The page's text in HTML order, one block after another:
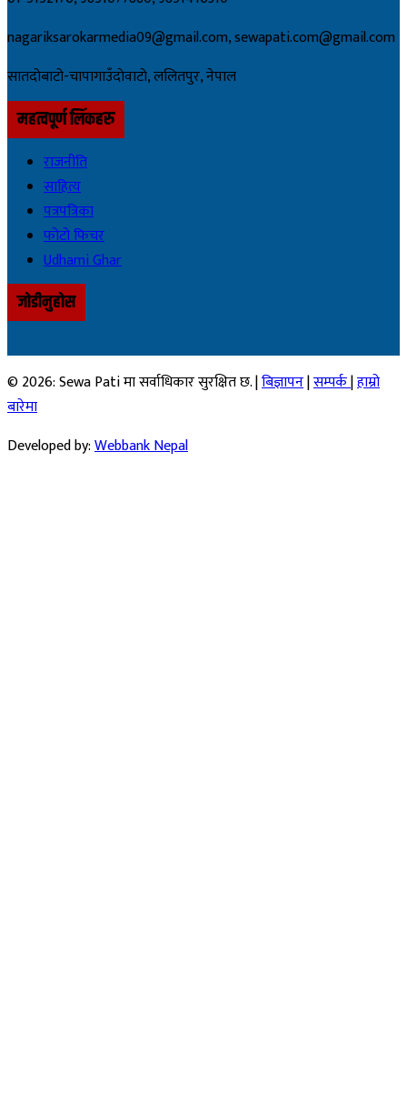
nagariksarokarmedia09@gmail.com, sewapati.com@gmail.com
सातदोबाटो-चापागाउँदाेवाटाे, ललितपुर, नेपाल
महत्वपूर्ण लिंकहरु
राजनीति
साहित्य
पत्रपत्रिका
फोटो फिचर
Udhami Ghar
जोडीनुहोस
© 2026: Sewa Pati मा सर्वाधिकार सुरक्षित छ. |बिज्ञापन|सम्पर्क|हाम्रो
बारेमा
Developed by:Webbank Nepal